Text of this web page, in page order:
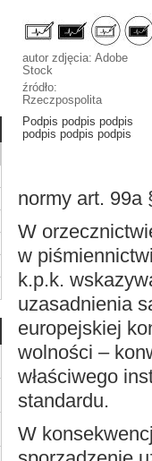
autor zdjęcia: Adobe
Stock
źródło:
Rzeczpospolita
Podpis podpis podpis
podpis podpis podpis
normy art. 99a
W
w
k.p.k.
uzasadnienia
europejskiej
wolności –
właściwego
standardu.
W